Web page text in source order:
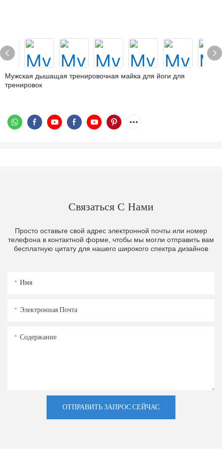
Мужская дышащая тренировочная майка для йоги для
тренировок
Связаться С Нами
Просто оставьте свой адрес электронной почты или номер
телефона в контактной форме, чтобы мы могли отправить вам
бесплатную цитату для нашего широкого спектра дизайнов
Имя
Электронная Почта
Содержание
ОТПРАВИТЬ ЗАПРОС СЕЙЧАС